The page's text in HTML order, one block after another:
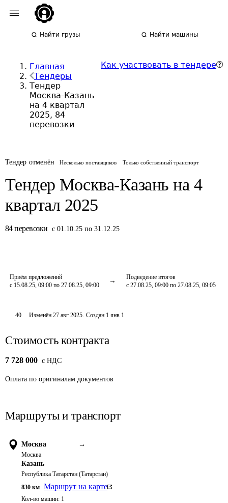
Найти грузы Найти машины
Главная
Тендеры
Тендер
Москва-Казань
на 4 квартал
2025, 84
перевозки
Как участвовать в тендере
Тендер отменён Несколько поставщиков Только собственный транспорт
Тендер Москва-Казань на 4
квартал 2025
84 перевозки с 01.10.25 по 31.12.25
Приём предложений
с 15.08.25, 09:00 по 27.08.25, 09:00
Подведение итогов
с 27.08.25, 09:00 по 27.08.25, 09:05
40 Изменён27 авг 2025. Создан 1 янв 1
Стоимость контракта
7 728 000 c НДС
Оплата по оригиналам документов
Маршруты и транспорт
Москва →
Москва
Казань
Республика Татарстан (Татарстан)
830 км Маршрут на карте
Кол-во машин: 1